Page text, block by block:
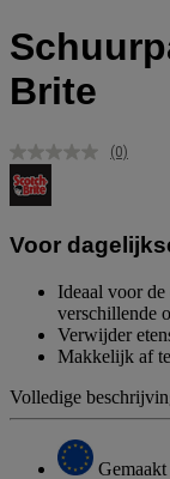
Brite
Geen
(0)
Voor
Ideaal voor
verschillende
Verwijder
Makkelijk af
Volledige